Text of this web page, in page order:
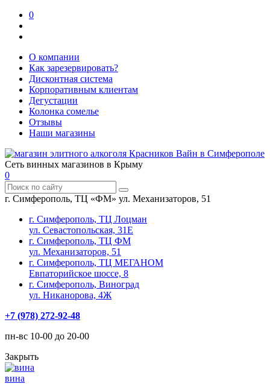
0
О компании
Как зарезервировать?
Дисконтная система
Корпоративным клиентам
Дегустации
Колонка сомелье
Отзывы
Наши магазины
Сеть винных магазинов в Крыму
0
г. Симферополь, ТЦ «ФМ» ул. Механизаторов, 51
г. Симферополь, ТЦ Лоцман
ул. Севастопольская, 31Е
г. Симферополь, ТЦ ФМ
ул. Механизаторов, 51
г. Симферополь, ТЦ МЕГАНОМ
Евпаторийское шоссе, 8
г. Симферополь, Виноград
ул. Никанорова, 4Ж
+7 (978) 272-92-48
пн-вс 10-00 до 20-00
Закрыть
вина